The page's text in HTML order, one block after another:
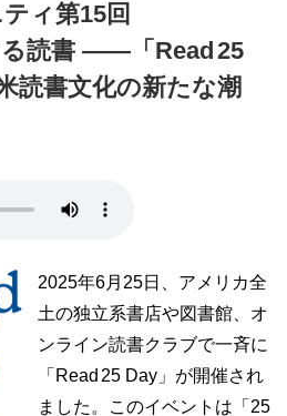
ィ第15回
読書 ——「Read 25
読書文化の新たな潮
2025年6月25日、アメリカ全
土の独立系書店や図書館、オ
ンライン読書クラブで一斉に
「Read 25 Day」が開催され
ました。このイベントは「25